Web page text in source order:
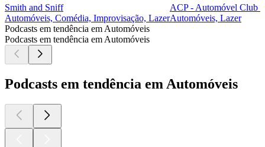
Smith and Sniff
Automóveis, Comédia, Improvisação, Lazer
ACP - Automóvel Club
Automóveis, Lazer
Podcasts em tendência em Automóveis
Podcasts em tendência em Automóveis
Podcasts em tendência em Automóveis